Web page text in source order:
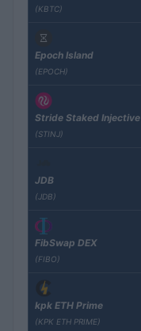
(KBTC)
Epoch Island
(EPOCH)
Stride Staked Injective
(STINJ)
JDB
(JDB)
FibSwap DEX
(FIBO)
kpk ETH Prime
(KPK ETH PRIME)